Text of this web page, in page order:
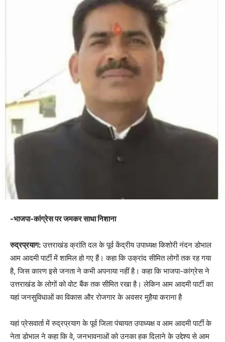
-भाजपा-कांग्रेस पर जमकर साधा निशाना
रुद्रप्रयाग:उत्तराखंड क्रांति दल के पूर्व केंद्रीय उपाध्यक्ष किशोरी नंदन डोभाल
आम आदमी पार्टी में शामिल हो गए हैं। कहा कि उक्रांद सीमित लोगों तक रह गया
है, जिस कारण इसे जनता ने कभी अपनाया नहीं है। कहा कि भाजपा-कांग्रेस ने
उत्तराखंड के लोगों को वोट बैंक तक सीमित रखा है। लेकिन आम आदमी पार्टी का
यहां जनसुविधाओं का विकास और रोजगार के अवसर मुहैया कराना है
यहां प्रेसवार्ता में रुद्रप्रयाग के पूर्व जिला पंचायत उपाध्यक्ष व आम आदमी पार्टी के
नेता डोभाल ने कहा कि वे, जनभावनाओं को उनका हक दिलाने के उद्देश्य से आम